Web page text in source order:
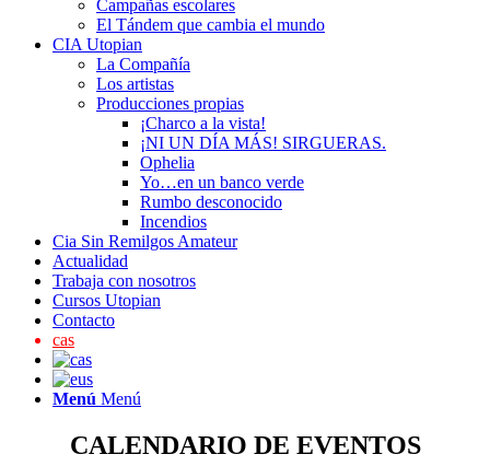
Campañas escolares
El Tándem que cambia el mundo
CIA Utopian
La Compañía
Los artistas
Producciones propias
¡Charco a la vista!
¡NI UN DÍA MÁS! SIRGUERAS.
Ophelia
Yo…en un banco verde
Rumbo desconocido
Incendios
Cia Sin Remilgos Amateur
Actualidad
Trabaja con nosotros
Cursos Utopian
Contacto
cas
Menú Menú
CALENDARIO DE EVENTOS